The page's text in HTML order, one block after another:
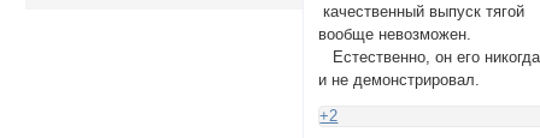
качественный выпуск тягой
вообще невозможен.
Естественно, он его никогда
и не демонстрировал.
+2